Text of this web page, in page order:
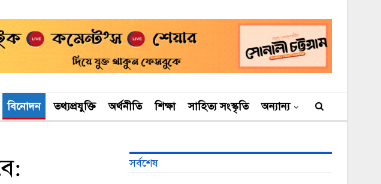
বিনোদন তথ্যপ্রযুক্তি অর্থনীতি শিক্ষা সাহিত্য সংস্কৃতি অন্যান্য
সর্বশেষ